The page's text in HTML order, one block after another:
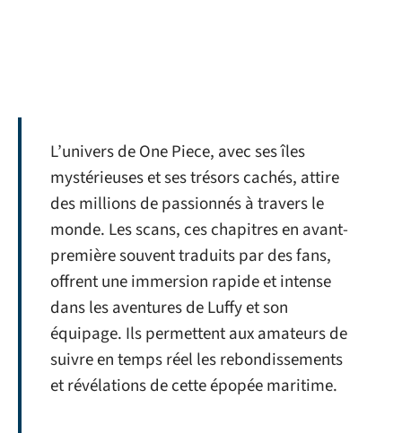
L’univers de One Piece, avec ses îles
mystérieuses et ses trésors cachés, attire
des millions de passionnés à travers le
monde. Les scans, ces chapitres en avant-
première souvent traduits par des fans,
offrent une immersion rapide et intense
dans les aventures de Luffy et son
équipage. Ils permettent aux amateurs de
suivre en temps réel les rebondissements
et révélations de cette épopée maritime.